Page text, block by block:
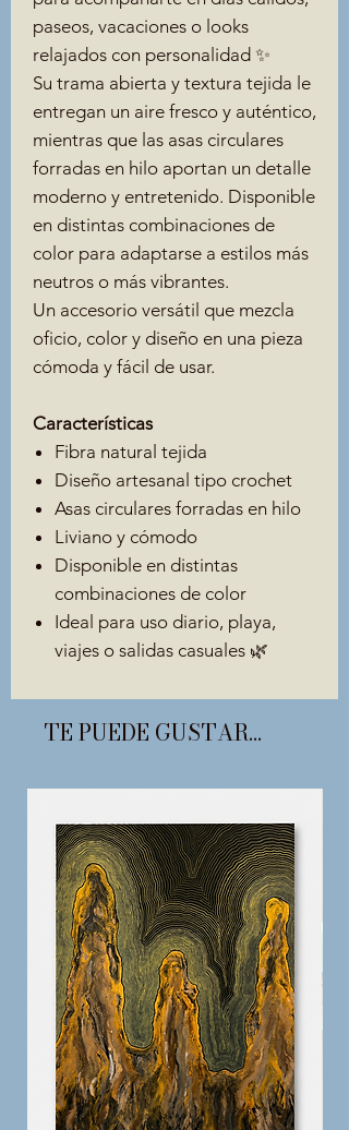
paseos, vacaciones o looks
relajados con personalidad ✨
Su trama abierta y textura tejida le
entregan un aire fresco y auténtico,
mientras que las asas circulares
forradas en hilo aportan un detalle
moderno y entretenido. Disponible
en distintas combinaciones de
color para adaptarse a estilos más
neutros o más vibrantes.
Un accesorio versátil que mezcla
oficio, color y diseño en una pieza
cómoda y fácil de usar.
Características
Fibra natural tejida
Diseño artesanal tipo crochet
Asas circulares forradas en hilo
Liviano y cómodo
Disponible en distintas
combinaciones de color
Ideal para uso diario, playa,
viajes o salidas casuales 🌿
TE PUEDE GUSTAR...